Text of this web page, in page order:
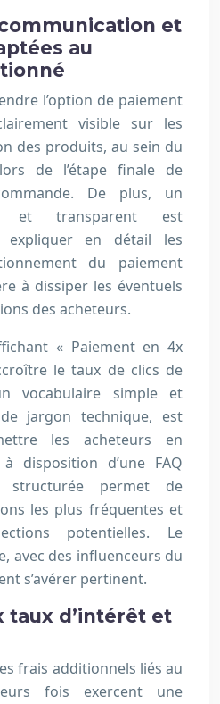
et
au
l’option de paiement
visible sur les
des produits, au sein du
de l’étape finale de
De plus, un
et transparent est
expliquer en détail les
du paiement
à dissiper les éventuels
des acheteurs.
« Paiement en 4x
le taux de clics de
vocabulaire simple et
jargon technique, est
les acheteurs en
disposition d’une FAQ
permet de
les plus fréquentes et
potentielles. Le
avec des influenceurs du
s’avérer pertinent.
taux d’intérêt et
frais additionnels liés au
fois exercent une